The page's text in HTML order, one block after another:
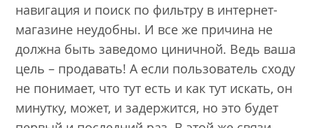
навигация и поиск по фильтру в интернет-
магазине неудобны. И все же причина не
должна быть заведомо циничной. Ведь ваша
цель – продавать! А если пользователь сходу
не понимает, что тут есть и как тут искать, он
минутку, может, и задержится, но это будет